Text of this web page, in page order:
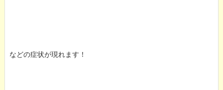
などの症状が現れます！